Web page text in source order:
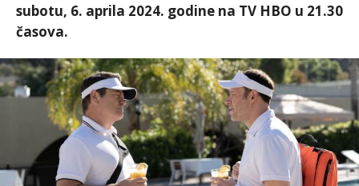
subotu, 6. aprila 2024. godine na TV HBO u 21.30
časova.